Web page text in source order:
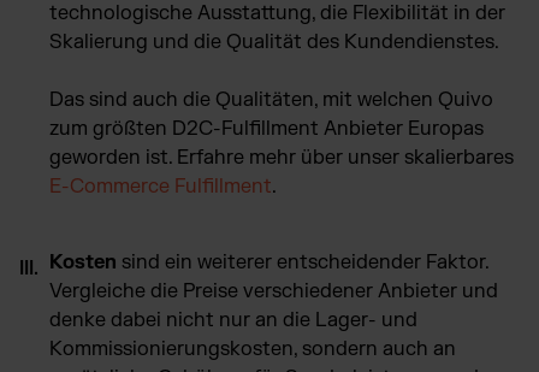
technologische Ausstattung, die Flexibilität in der
Skalierung und die Qualität des Kundendienstes.
Das sind auch die Qualitäten, mit welchen Quivo
zum größten D2C-Fulfillment Anbieter Europas
geworden ist. Erfahre mehr über unser skalierbares
E-Commerce Fulfillment.
Kosten sind ein weiterer entscheidender Faktor.
Vergleiche die Preise verschiedener Anbieter und
denke dabei nicht nur an die Lager- und
Kommissionierungskosten, sondern auch an